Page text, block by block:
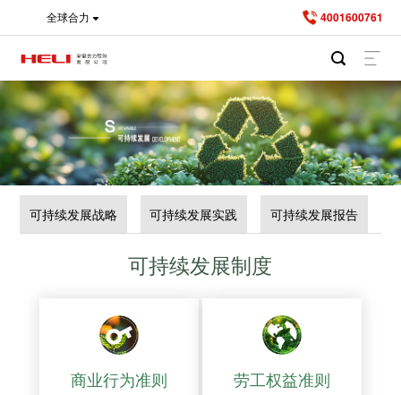
全球合力 4001600761
可持续发展战略 可持续发展实践 可持续发展报告
可持续发展制度
商业行为准则 劳工权益准则